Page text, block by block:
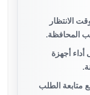
الانتظار
المحافظة.
أجهزة
متابعة الطلب